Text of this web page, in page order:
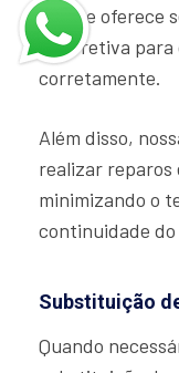
equipe oferece
e corretiva
corretamente.
Além disso,
realizar reparos
minimizando o
continuidade
Substituição
Quando